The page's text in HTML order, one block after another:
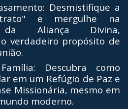
Desmistifique a
e mergulhe na
da Aliança Divina,
verdadeiro propósito de
Descubra como
em um Refúgio de Paz e
Missionária, mesmo em
moderno.